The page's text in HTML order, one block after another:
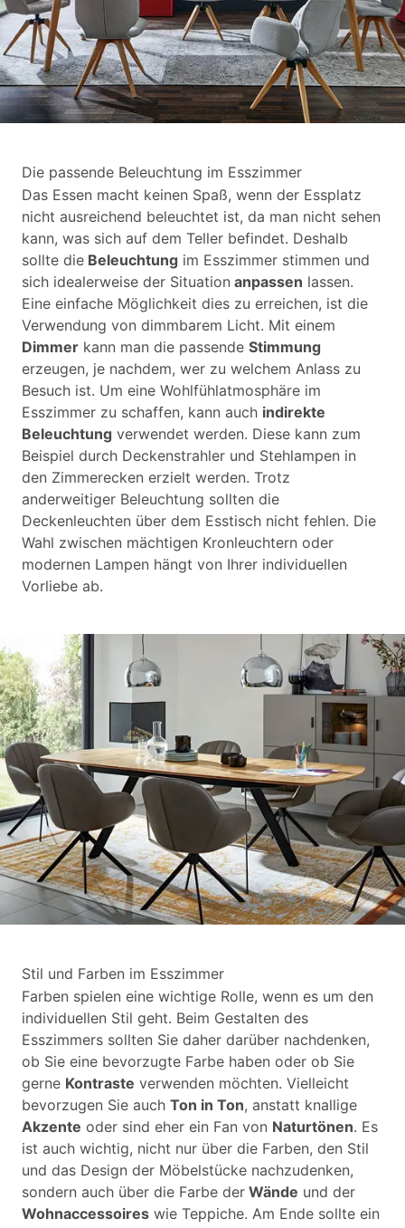
Die passende Beleuchtung im Esszimmer
Das Essen macht keinen Spaß, wenn der Essplatz
nicht ausreichend beleuchtet ist, da man nicht sehen
kann, was sich auf dem Teller befindet. Deshalb
sollte die Beleuchtung im Esszimmer stimmen und
sich idealerweise der Situation anpassen lassen.
Eine einfache Möglichkeit dies zu erreichen, ist die
Verwendung von dimmbarem Licht. Mit einem
Dimmer kann man die passende Stimmung
erzeugen, je nachdem, wer zu welchem Anlass zu
Besuch ist. Um eine Wohlfühlatmosphäre im
Esszimmer zu schaffen, kann auch indirekte
Beleuchtung verwendet werden. Diese kann zum
Beispiel durch Deckenstrahler und Stehlampen in
den Zimmerecken erzielt werden. Trotz
anderweitiger Beleuchtung sollten die
Deckenleuchten über dem Esstisch nicht fehlen. Die
Wahl zwischen mächtigen Kronleuchtern oder
modernen Lampen hängt von Ihrer individuellen
Vorliebe ab.
Stil und Farben im Esszimmer
Farben spielen eine wichtige Rolle, wenn es um den
individuellen Stil geht. Beim Gestalten des
Esszimmers sollten Sie daher darüber nachdenken,
ob Sie eine bevorzugte Farbe haben oder ob Sie
gerne Kontraste verwenden möchten. Vielleicht
bevorzugen Sie auch Ton in Ton, anstatt knallige
Akzente oder sind eher ein Fan von Naturtönen. Es
ist auch wichtig, nicht nur über die Farben, den Stil
und das Design der Möbelstücke nachzudenken,
sondern auch über die Farbe der Wände und der
Wohnaccessoires wie Teppiche. Am Ende sollte ein